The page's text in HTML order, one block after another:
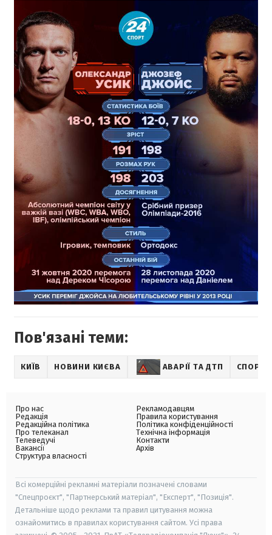
Пов'язані теми:
КИЇВ НОВИНИ КИЄВА АВАРІЇ ТА ДТП СПОРТ
Про нас
Редакція
Редакційна політика
Про телеканал
Телеведучі
Вакансії
Структура власності
Рекламодавцям
Правила користування
Політика конфіденційності
Технічна інформація
Контакти
Архів
Всі комерційні рекламні матеріали позначені словами
"Спецпроєкт", "Партнерський матеріал", "Експерт", "Позиція".
Детальніше щодо реклами та правил цитування можна
ознайомитись в правилах користування сайтом. Усі права